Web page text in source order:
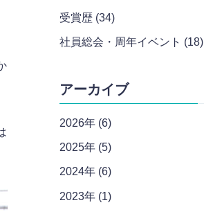
受賞歴 (34)
社員総会・周年イベント (18)
アーカイブ
2026年 (6)
2025年 (5)
2024年 (6)
2023年 (1)